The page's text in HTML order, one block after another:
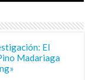
El
Madariaga